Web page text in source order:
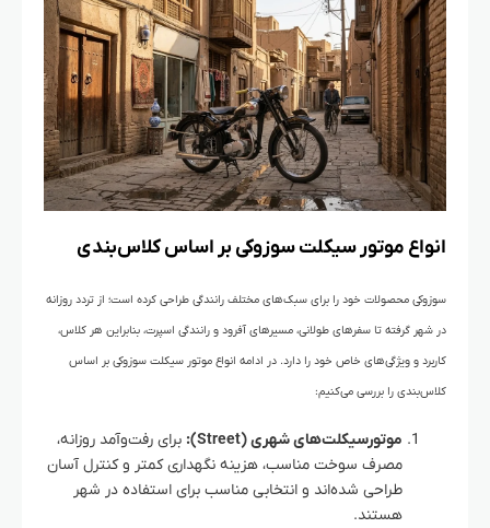
انواع موتور سیکلت سوزوکی بر اساس کلاس‌بندی
سوزوکی محصولات خود را برای سبک‌های مختلف رانندگی طراحی کرده است؛ از تردد روزانه
در شهر گرفته تا سفرهای طولانی، مسیرهای آفرود و رانندگی اسپرت، بنابراین هر کلاس،
کاربرد و ویژگی‌های خاص خود را دارد. در ادامه انواع موتور سیکلت سوزوکی بر اساس
کلاس‌بندی را بررسی می‌کنیم:
موتورسیکلت‌های شهری (Street):
برای رفت‌وآمد روزانه،
مصرف سوخت مناسب، هزینه نگهداری کمتر و کنترل آسان
طراحی شده‌اند و انتخابی مناسب برای استفاده در شهر
هستند.